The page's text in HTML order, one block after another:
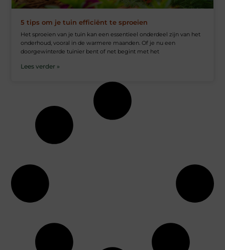
5 tips om je tuin efficiënt te sproeien
Het sproeien van je tuin kan een essentieel onderdeel zijn van het
onderhoud, vooral in de warmere maanden. Of je nu een
doorgewinterde tuinier bent of net begint met het
Lees verder »